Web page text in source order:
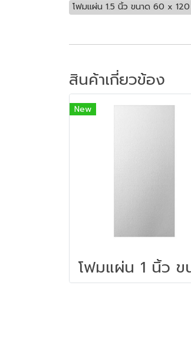
โฟมแผ่น 1.5 นิ้ว ขนาด 60 x 120
สินค้าเกี่ยวข้อง
New